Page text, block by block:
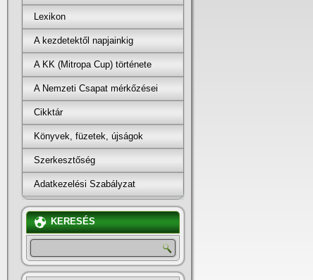
Lexikon
A kezdetektől napjainkig
A KK (Mitropa Cup) története
A Nemzeti Csapat mérkőzései
Cikktár
Könyvek, füzetek, újságok
Szerkesztőség
Adatkezelési Szabályzat
KERESÉS